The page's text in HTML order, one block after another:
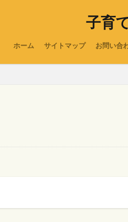
子育
ホーム サイトマップ お問い合